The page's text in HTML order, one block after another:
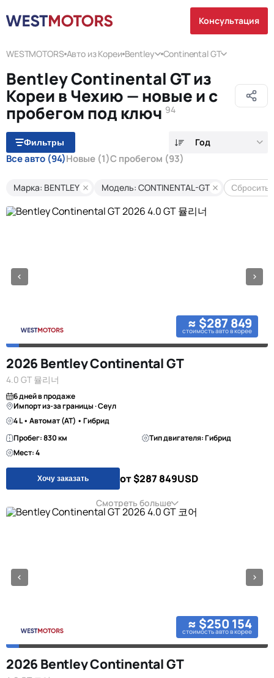
Консультация
WESTMOTORS Авто из Кореи Bentley Continental GT
Bentley Continental GT из
Кореи в Чехию — новые и с
пробегом под ключ 94
Фильтры Год
Все авто (94)Новые (1)С пробегом (93)
Марка: BENTLEY Модель: CONTINENTAL-GT Сбросить
≈ $287 849
стоимость авто в корее
2026 Bentley Continental GT
4.0 GT 뮬리너
6 дней в продаже
Импорт из-за границы · Сеул
4 L • Автомат (AT) • Гибрид
Пробег: 830 км
Тип двигателя: Гибрид
Мест: 4
Хочу заказать от $287 849USD
Смотреть больше
≈ $250 154
стоимость авто в корее
2026 Bentley Continental GT